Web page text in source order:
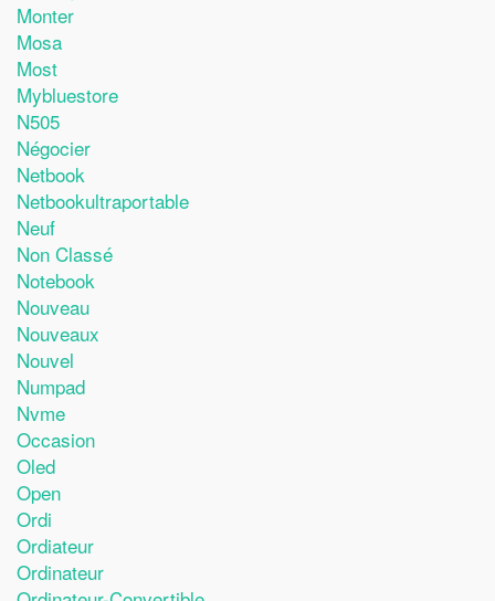
Monter
Mosa
Most
Mybluestore
N505
Négocier
Netbook
Netbookultraportable
Neuf
Non Classé
Notebook
Nouveau
Nouveaux
Nouvel
Numpad
Nvme
Occasion
Oled
Open
Ordi
Ordiateur
Ordinateur